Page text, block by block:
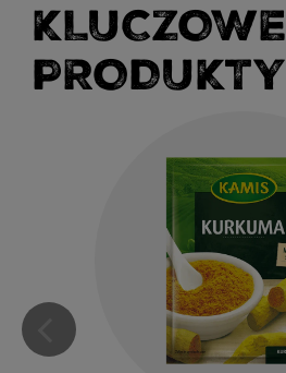
KLUCZOWE
PRODUKTY